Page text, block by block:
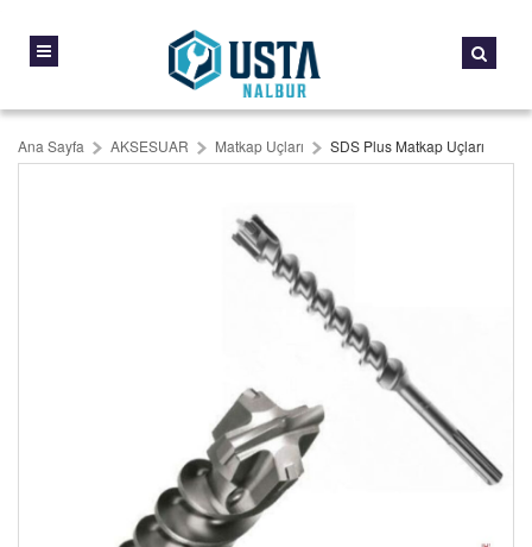
Ana Sayfa AKSESUAR Matkap Uçları SDS Plus Matkap Uçları